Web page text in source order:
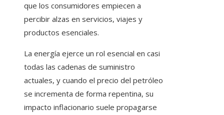
que los consumidores empiecen a
percibir alzas en servicios, viajes y
productos esenciales.
La energía ejerce un rol esencial en casi
todas las cadenas de suministro
actuales, y cuando el precio del petróleo
se incrementa de forma repentina, su
impacto inflacionario suele propagarse